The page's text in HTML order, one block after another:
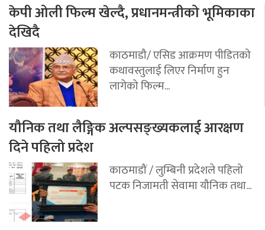
केपी ओली फिल्म खेल्दै, प्रधानमन्त्रीको भूमिकाका
देखिदै
काठमाडौ/ एसिड आक्रमण पीडितको
कथावस्तुलाई लिएर निर्माण हुन
लागेको फिल्म...
यौनिक तथा लैङ्गिक अल्पसङ्ख्यकलाई आरक्षण
दिने पहिलो प्रदेश
काठमाडौं / लुम्बिनी प्रदेशले पहिलो
पटक निजामती सेवामा यौनिक तथा...